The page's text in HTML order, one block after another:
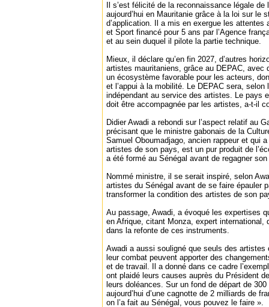
Il s’est félicité de la reconnaissance légale de
aujourd’hui en Mauritanie grâce à la loi sur le
d’application. Il a mis en exergue les attentes
et Sport financé pour 5 ans par l’Agence
et au sein duquel il pilote la partie technique.
Mieux, il déclare qu’en fin 2027, d’autres
artistes mauritaniens, grâce au DEPAC, avec
un écosystème favorable pour les acteurs,
et l’appui à la mobilité. Le DEPAC sera,
indépendant au service des artistes. Le pays
doit être accompagnée par les artistes, a-t-il
Didier Awadi a rebondi sur l’aspect relatif au
précisant que le ministre gabonais de la
Samuel Oboumadjago, ancien rappeur et qui
artistes de son pays, est un pur produit de
a été formé au Sénégal avant de regagner
Nommé ministre, il se serait inspiré, selon
artistes du Sénégal avant de se faire épauler
transformer la condition des artistes de son
Au passage, Awadi, a évoqué les expertises
en Afrique, citant Monza, expert international,
dans la refonte de ces instruments.
Awadi a aussi souligné que seuls des artistes
leur combat peuvent apporter des
et de travail. Il a donné dans ce cadre
ont plaidé leurs causes auprès du Président
leurs doléances. Sur un fond de départ de
aujourd’hui d’une cagnotte de 2 milliards de
on l’a fait au Sénégal, vous pouvez le faire ».